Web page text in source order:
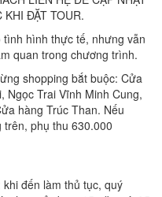
KHI ĐẶT TOUR.
hình thực tế, nhưng vẫn
quan trong chương trình.
shopping bắt buộc: Cửa
Ngọc Trai Vĩnh Minh Cung,
hàng Trúc Than. Nếu
phụ thu 630.000
đến làm thủ tục, quý